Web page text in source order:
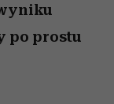
po prostu